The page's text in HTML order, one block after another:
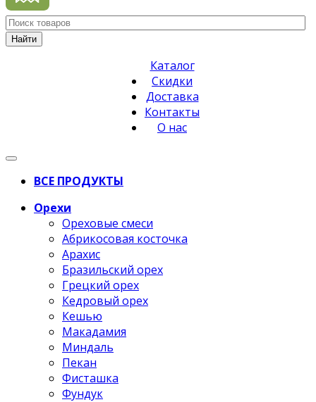
Найти
Каталог
Скидки
Доставка
Контакты
О нас
ВСЕ ПРОДУКТЫ
Орехи
Ореховые смеси
Абрикосовая косточка
Арахис
Бразильский орех
Грецкий орех
Кедровый орех
Кешью
Макадамия
Миндаль
Пекан
Фисташка
Фундук